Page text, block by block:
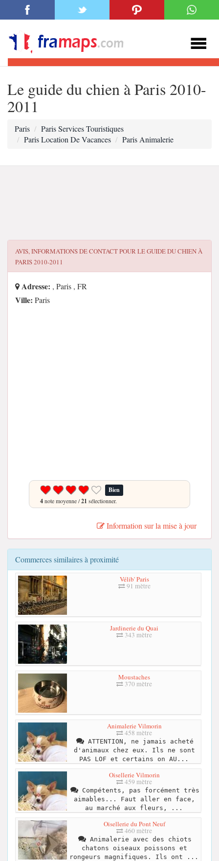
Le guide du chien à Paris 2010-
2011
Paris
Paris Services Touristiques
Paris Location De Vacances
Paris Animalerie
AVIS, INFORMATIONS DE CONTACT POURLE GUIDE DU CHIEN À
PARIS 2010-2011
Adresse: , Paris , FR
Ville: Paris
Bien
4note moyenne /21 sélectionner.
Information sur la mise à jour
Commerces similaires à proximité
Vélib' Paris
91 mètre
Jardinerie du Quai
343 mètre
Moustaches
370 mètre
Animalerie Vilmorin
458 mètre
ATTENTION, ne jamais acheté
d'animaux chez eux. Ils ne sont
PAS LOF et certains on AU...
Oisellerie Vilmorin
459 mètre
Compétents, pas forcément très
aimables... Faut aller en face,
au marché aux fleurs, ...
Oisellerie du Pont Neuf
460 mètre
Animalerie avec des chiots
chatons oiseaux poissons et
rongeurs magnifiques. Ils ont ...